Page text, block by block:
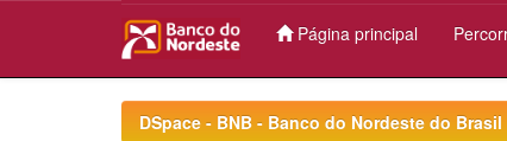
Página principal
DSpace - BNB - Banco do Nordeste do Brasil